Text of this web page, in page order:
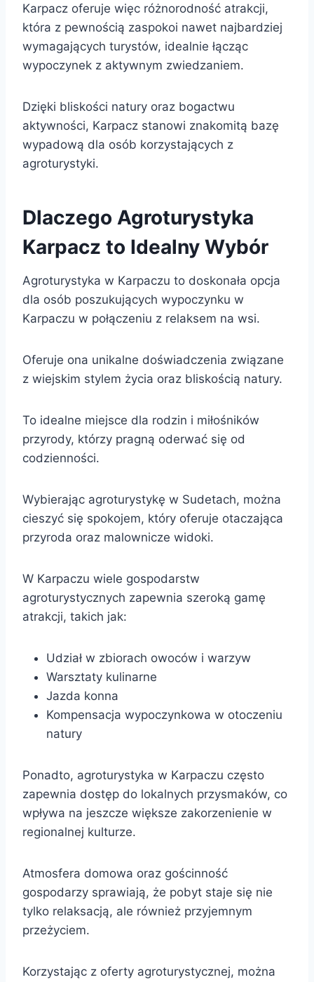
Karpacz oferuje więc różnorodność atrakcji,
która z pewnością zaspokoi nawet najbardziej
wymagających turystów, idealnie łącząc
wypoczynek z aktywnym zwiedzaniem.
Dzięki bliskości natury oraz bogactwu
aktywności, Karpacz stanowi znakomitą bazę
wypadową dla osób korzystających z
agroturystyki.
Dlaczego Agroturystyka
Karpacz to Idealny Wybór
Agroturystyka w Karpaczu to doskonała opcja
dla osób poszukujących wypoczynku w
Karpaczu w połączeniu z relaksem na wsi.
Oferuje ona unikalne doświadczenia związane
z wiejskim stylem życia oraz bliskością natury.
To idealne miejsce dla rodzin i miłośników
przyrody, którzy pragną oderwać się od
codzienności.
Wybierając agroturystykę w Sudetach, można
cieszyć się spokojem, który oferuje otaczająca
przyroda oraz malownicze widoki.
W Karpaczu wiele gospodarstw
agroturystycznych zapewnia szeroką gamę
atrakcji, takich jak:
Udział w zbiorach owoców i warzyw
Warsztaty kulinarne
Jazda konna
Kompensacja wypoczynkowa w otoczeniu
natury
Ponadto, agroturystyka w Karpaczu często
zapewnia dostęp do lokalnych przysmaków, co
wpływa na jeszcze większe zakorzenienie w
regionalnej kulturze.
Atmosfera domowa oraz gościnność
gospodarzy sprawiają, że pobyt staje się nie
tylko relaksacją, ale również przyjemnym
przeżyciem.
Korzystając z oferty agroturystycznej, można